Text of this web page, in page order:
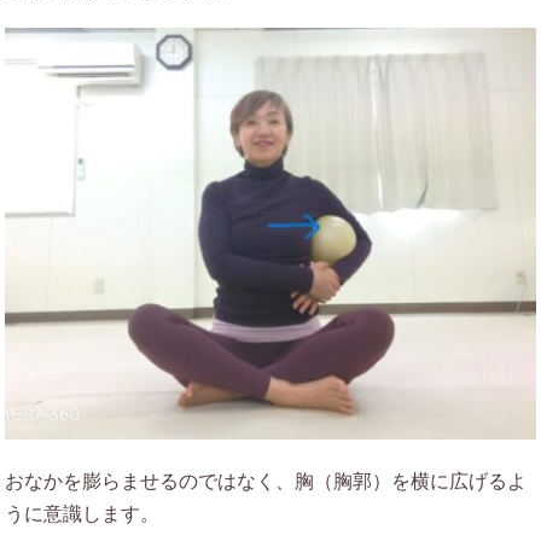
おなかを膨らませるのではなく、胸（胸郭）を横に広げるよ
うに意識します。